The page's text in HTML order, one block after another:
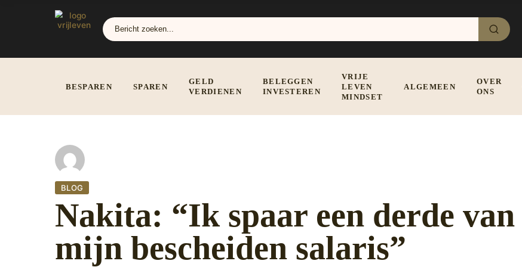
BESPAREN SPAREN
GELD
VERDIENEN
BELEGGEN
INVESTEREN
VRIJE
LEVEN
MINDSET
ALGEMEEN
OVER
ONS
BLOG
Nakita: “Ik spaar een derde van
mijn bescheiden salaris”